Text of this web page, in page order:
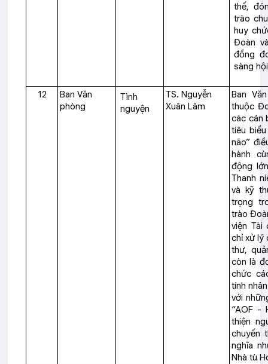
thế,
trào
huy
Đoàn
đồng
sàng
12
Ban Văn
phòng
Tình
nguyện
TS. Nguyễn
Xuân Lâm
Ban
thuộc
các cán
tiêu
não”
hành
động
Thanh
và kỹ
trọng
trào
viện Tài
chỉ xử lý
thư,
còn là
chức
tính
với
“AOF -
thiện
chuyến
nghĩa
Nhà tù